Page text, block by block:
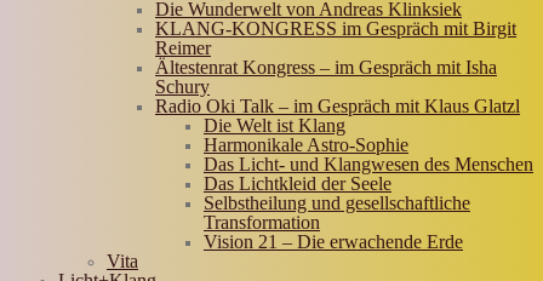
Die Wunderwelt von Andreas Klinksiek
KLANG-KONGRESS im Gespräch mit Birgit
Reimer
Ältestenrat Kongress – im Gespräch mit Isha
Schury
Radio Oki Talk – im Gespräch mit Klaus Glatzl
Die Welt ist Klang
Harmonikale Astro-Sophie
Das Licht- und Klangwesen des Menschen
Das Lichtkleid der Seele
Selbstheilung und gesellschaftliche
Transformation
Vision 21 – Die erwachende Erde
Vita